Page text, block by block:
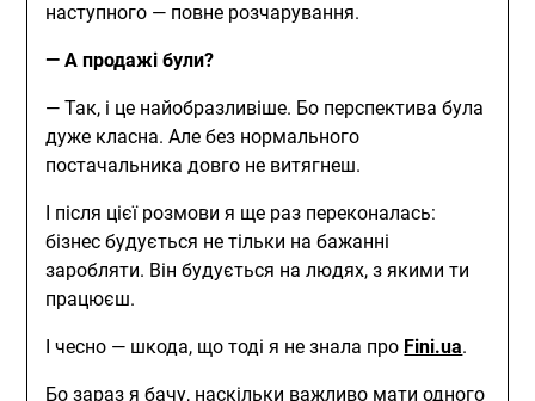
наступного — повне розчарування.
— А продажі були?
— Так, і це найобразливіше. Бо перспектива була
дуже класна. Але без нормального
постачальника довго не витягнеш.
І після цієї розмови я ще раз переконалась:
бізнес будується не тільки на бажанні
заробляти. Він будується на людях, з якими ти
працюєш.
І чесно — шкода, що тоді я не знала про Fini.ua.
Бо зараз я бачу, наскільки важливо мати одного